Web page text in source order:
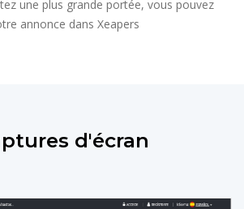
une plus grande portée, vous pouvez
annonce dans Xeapers
d'écran